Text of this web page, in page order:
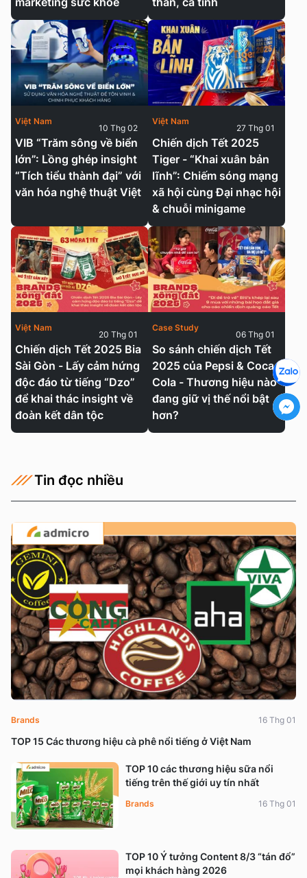
VIB “Trăm sông về biển
lớn”: Lồng ghép insight
“Tích tiểu thành đại” với
văn hóa nghệ thuật Việt
Việt Nam
10 Thg 02
Chiến dịch Tết 2025
Tiger - “Khai xuân bản
lĩnh”: Chiếm sóng mạng
xã hội cùng Đại nhạc hội
& chuỗi minigame
Việt Nam
27 Thg 01
Chiến dịch Tết 2025 Bia
Sài Gòn - Lấy cảm hứng
độc đáo từ tiếng “Dzo”
để khai thác insight về
đoàn kết dân tộc
Việt Nam
20 Thg 01
So sánh chiến dịch Tết
2025 của Pepsi & Coca-
Cola - Thương hiệu nào
đang giữ vị thế nổi bật
hơn?
Case Study
06 Thg 01
Tin đọc nhiều
TOP 15 Các thương hiệu cà phê nổi tiếng ở Việt Nam
Brands 16 Thg 01
TOP 10 các thương hiệu sữa nổi
tiếng trên thế giới uy tín nhất
Brands 16 Thg 01
TOP 10 Ý tưởng Content 8/3 “tán đổ”
mọi khách hàng 2026